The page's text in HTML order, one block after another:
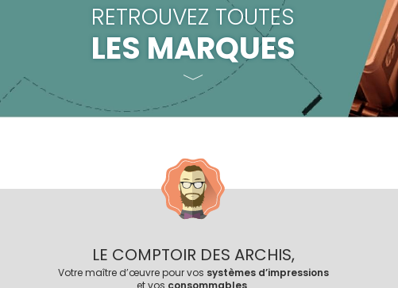
RETROUVEZ TOUTES
LES MARQUES
LE COMPTOIR DES ARCHIS,
Votre maître d’œuvre pour vos systèmes d’impressions
et vos consommables